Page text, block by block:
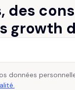
des
growth
données